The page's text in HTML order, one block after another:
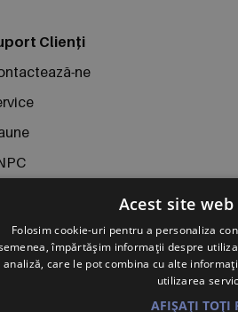
Clienți
ne
Acest site
Folosim cookie-uri pentru a personaliza
împărtășim informații despre
analiză, care le pot combina cu alte
utilizarea
AFIȘAȚI TOȚI